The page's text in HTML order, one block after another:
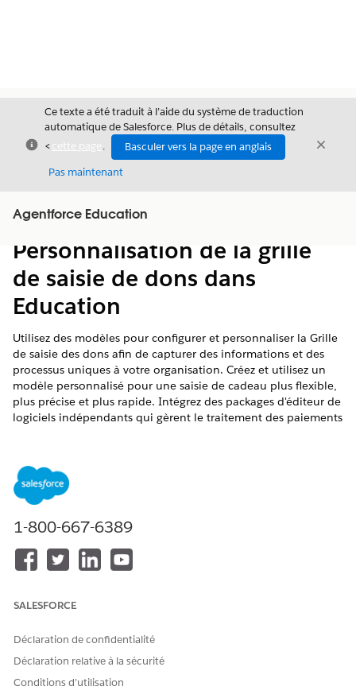
Fermer
Ce texte a été traduit à l’aide du système de traduction
automatique de Salesforce. Plus de détails, consultez
<cette page .
Basculer vers la page en anglais
Pas maintenant
Fermer
Agentforce Education
Afficher la table des matières
Table des
Personnalisation de la grille
de saisie de dons dans
Education
Utilisez des modèles pour configurer et personnaliser la Grille
de saisie des dons afin de capturer des informations et des
processus uniques à votre organisation. Créez et utilisez un
modèle personnalisé pour une saisie de cadeau plus flexible,
plus précise et plus rapide. Intégrez des packages d'éditeur de
logiciels indépendants qui gèrent le traitement des paiements
ÉDITIONS NÉCESSAIRES
Disponible dans : Lightning Experience
Disponible dans :Enterprise
Developer
Editions avec Education Cloud
Developeravec Nonprofit Cloud
Premiers pas avec la personnalisation de la grille de saisie
de dons dans Education
Les composants Web Lightning personnalisés doivent
1-800-667-6389
SALESFORCE
Déclaration de confidentialité
Déclaration relative à la sécurité
Conditions d’utilisation